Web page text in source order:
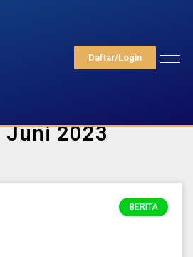
Daftar/Login
Juni 2023
BERITA